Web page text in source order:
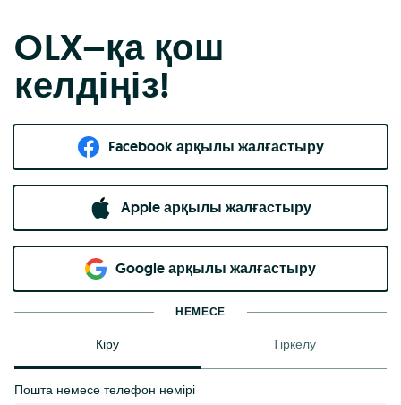
OLX–қа қош
келдіңіз!
Facebook арқылы жалғастыру
Apple арқылы жалғастыру
Google арқылы жалғастыру
НЕМЕСЕ
Кіру Тіркелу
Пошта немесе телефон нөмірі